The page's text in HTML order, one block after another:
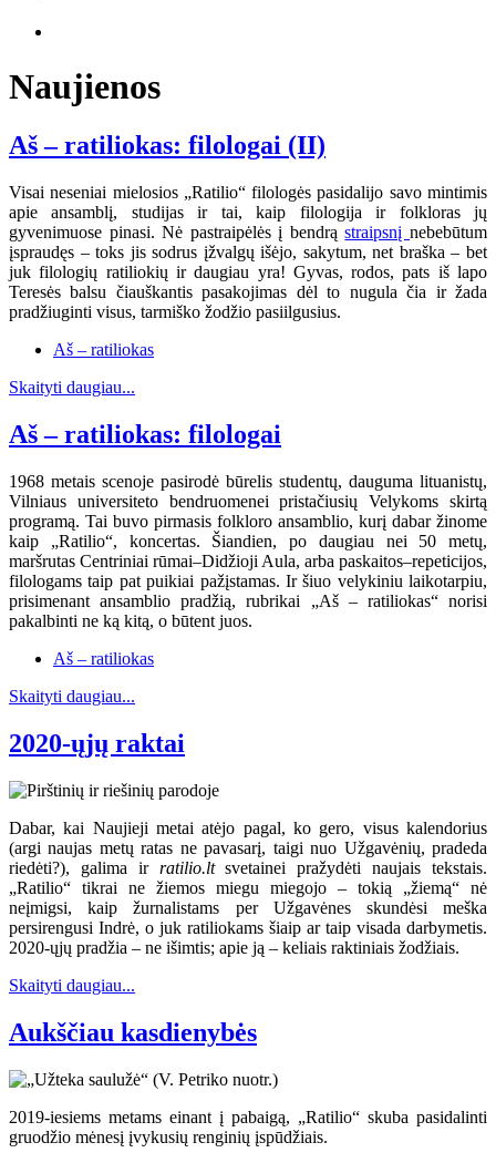
Naujienos
Aš – ratiliokas: filologai (II)
Visai neseniai mielosios „Ratilio“ filologės pasidalijo savo mintimis
apie ansamblį, studijas ir tai, kaip filologija ir folkloras jų
gyvenimuose pinasi. Nė pastraipėlės į bendrąstraipsnįnebebūtum
įspraudęs – toks jis sodrus įžvalgų išėjo, sakytum, net braška – bet
juk filologių ratiliokių ir daugiau yra! Gyvas, rodos, pats iš lapo
Teresės balsu čiauškantis pasakojimas dėl to nugula čia ir žada
pradžiuginti visus, tarmiško žodžio pasiilgusius.
Aš – ratiliokas
Skaityti daugiau...
Aš – ratiliokas: filologai
1968 metais scenoje pasirodė būrelis studentų, dauguma lituanistų,
Vilniaus universiteto bendruomenei pristačiusių Velykoms skirtą
programą. Tai buvo pirmasis folkloro ansamblio, kurį dabar žinome
kaip „Ratilio“, koncertas. Šiandien, po daugiau nei 50 metų,
maršrutas Centriniai rūmai–Didžioji Aula, arba paskaitos–repeticijos,
filologams taip pat puikiai pažįstamas. Ir šiuo velykiniu laikotarpiu,
prisimenant ansamblio pradžią, rubrikai „Aš – ratiliokas“ norisi
pakalbinti ne ką kitą, o būtent juos.
Aš – ratiliokas
Skaityti daugiau...
2020-ųjų raktai
Dabar, kai Naujieji metai atėjo pagal, ko gero, visus kalendorius
(argi naujas metų ratas ne pavasarį, taigi nuo Užgavėnių, pradeda
riedėti?), galima ir ratilio.ltsvetainei pražydėti naujais tekstais.
„Ratilio“ tikrai ne žiemos miegu miegojo – tokią „žiemą“ nė
neįmigsi, kaip žurnalistams per Užgavėnes skundėsi meška
persirengusi Indrė, o juk ratiliokams šiaip ar taip visada darbymetis.
2020-ųjų pradžia – ne išimtis; apie ją – keliais raktiniais žodžiais.
Skaityti daugiau...
Aukščiau kasdienybės
2019-iesiems metams einant į pabaigą, „Ratilio“ skuba pasidalinti
gruodžio mėnesį įvykusių renginių įspūdžiais.